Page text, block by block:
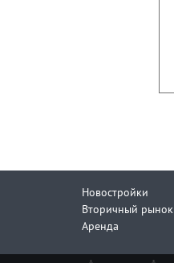
Новостройки
Вторичный рынок
Аренда